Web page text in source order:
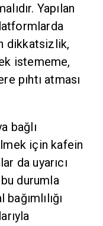
Yapılan
dikkatsizlik,
istememe,
pıhtı atması
bağlı
için kafein
da uyarıcı
durumla